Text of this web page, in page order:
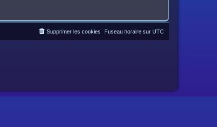
Fuseau horaire sur UTC
Supprimer les cookies